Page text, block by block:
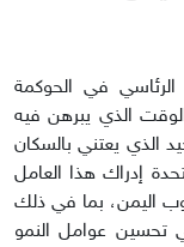
في الحوكمة
الذي يبرهن فيه
الذي يعتني بالسكان
إدراك هذا العامل
اليمن، بما في ذلك
تحسين عوامل النمو